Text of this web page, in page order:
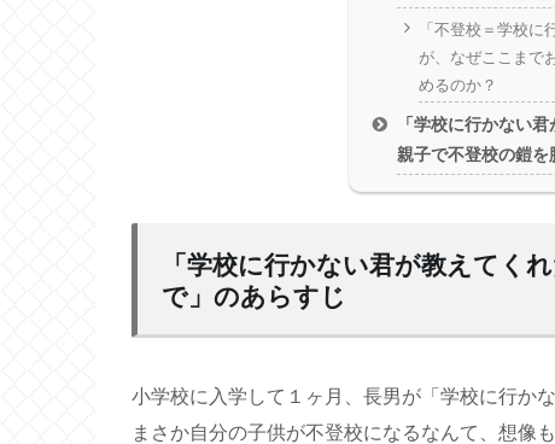
「不登校＝学校に
が、なぜここまで
めるのか？
「学校に行かない
親子で不登校の鎧
「学校に行かない君が教えてく
で」のあらすじ
小学校に入学して１ヶ月、長男が「学校に行かな
まさか自分の子供が不登校になるなんて、想像